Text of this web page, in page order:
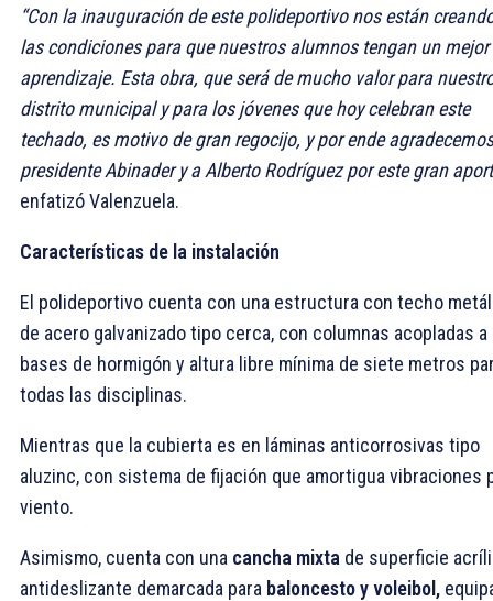
“Con la inauguración de este polideportivo nos están
las condiciones para que nuestros alumnos tengan un mejor
aprendizaje. Esta obra, que será de mucho valor para
distrito municipal y para los jóvenes que hoy celebran este
techado, es motivo de gran regocijo, y por ende
presidente Abinader y a Alberto Rodríguez por este gran
enfatizó Valenzuela.
Características de la instalación
El polideportivo cuenta con una estructura con techo
de acero galvanizado tipo cerca, con columnas acopladas a
bases de hormigón y altura libre mínima de siete metros
todas las disciplinas.
Mientras que la cubierta es en láminas anticorrosivas tipo
aluzinc, con sistema de fijación que amortigua vibraciones
viento.
Asimismo, cuenta con una cancha mixta de superficie
antideslizante demarcada para baloncesto y voleibol,